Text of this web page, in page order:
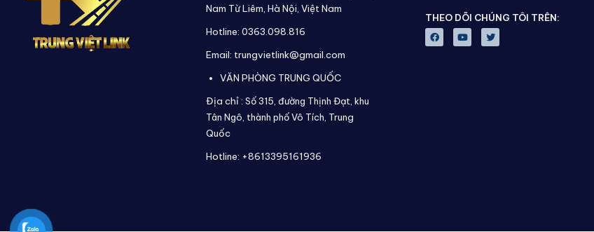
Nam Từ Liêm, Hà Nội, Việt Nam
Hotline: 0363.098.816
Email: trungvietlink@gmail.com
VĂN PHÒNG TRUNG QUỐC
Địa chỉ : Số 315, đường Thịnh Đạt, khu
Tân Ngô, thành phố Vô Tích, Trung
Quốc
Hotline: +8613395161936
THEO DÕI CHÚNG TÔI TRÊN: